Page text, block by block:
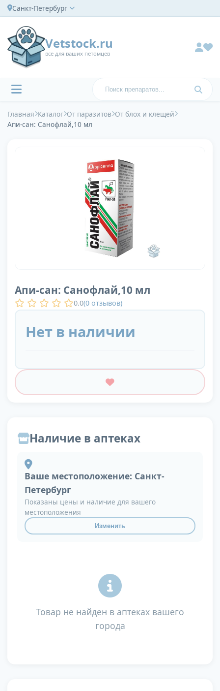
Санкт-Петербург
Vetstock.ru
все для ваших петомцев
Главная Каталог От паразитов От блох и клещей
Апи-сан: Санофлай,10 мл
Апи-сан: Санофлай,10 мл
0.0(0 отзывов)
Нет в наличии
Наличие в аптеках
Ваше местоположение: Санкт-
Петербург
Показаны цены и наличие для вашего
местоположения
Изменить
Товар не найден в аптеках вашего
города